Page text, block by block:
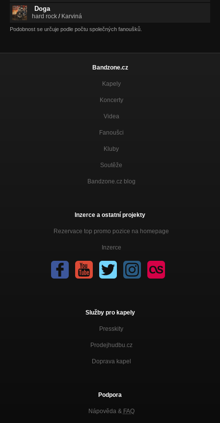
Doga
hard rock / Karviná
Podobnost se určuje podle počtu společných fanoušků.
Bandzone.cz
Kapely
Koncerty
Videa
Fanoušci
Kluby
Soutěže
Bandzone.cz blog
Inzerce a ostatní projekty
Rezervace top promo pozice na homepage
Inzerce
Služby pro kapely
Presskity
Prodejhudbu.cz
Doprava kapel
Podpora
Nápověda & FAQ